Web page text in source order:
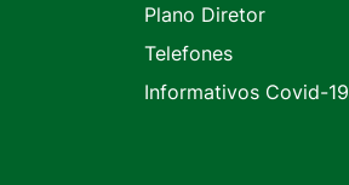
Plano Diretor
Telefones
Informativos Covid-19